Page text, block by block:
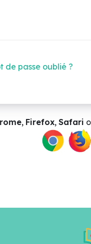
de passe oublié ?
, Firefox, Safari